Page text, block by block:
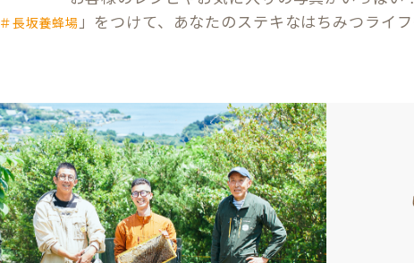
＃長坂養蜂場 」をつけて、あなたのステキなはちみつライ